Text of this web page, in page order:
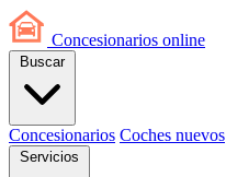
Concesionarios online
Buscar
Concesionarios Coches nuevos
Servicios